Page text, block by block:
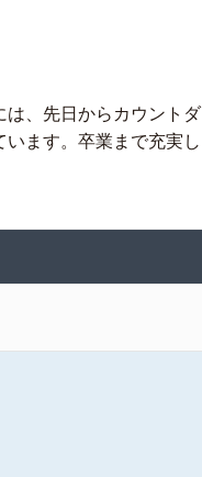
は、先日からカウントダ
ます。卒業まで充実し